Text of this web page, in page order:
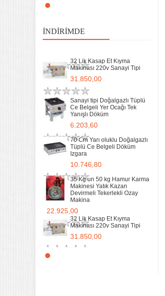
9.400,00
Sanayi Tip Yonca Waffle
Makinası Değişir Plaka Çap
17,5
11.897,78
İNDIRIMDEMakinesi Yatık Kazan
Devirmeli Tekerlekli Ozay
32 Lik Kasap Et Kıyma
Makinası 220v Sanayi Tipi
31.850,00
Sanayi tipi Doğalgazlı Tüplü
Ce Belgeli Yer Ocağı Tek
Yanışlı Döküm
6.203,60
70 Cm Yarı oluklu Doğalgazlı
Tüplü Ce Belgeli Döküm
Izgara
10.746,80
35 Kg un 50 kg Hamur Karma
Makinesi Yatık Kazan
Devirmeli Tekerlekli Ozay
Makina
22.925,00
32 Lik Kasap Et Kıyma
Makinası 220v Sanayi Tipi
31.850,00